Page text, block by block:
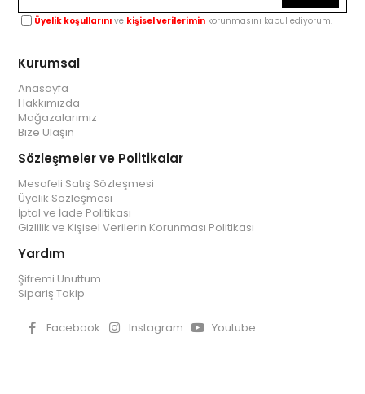
Üyelik koşullarını ve kişisel verilerimin korunmasını kabul ediyorum.
Kurumsal
Anasayfa
Hakkımızda
Mağazalarımız
Bize Ulaşın
Sözleşmeler ve Politikalar
Mesafeli Satış Sözleşmesi
Üyelik Sözleşmesi
İptal ve İade Politikası
Gizlilik ve Kişisel Verilerin Korunması Politikası
Yardım
Şifremi Unuttum
Sipariş Takip
Facebook Instagram Youtube